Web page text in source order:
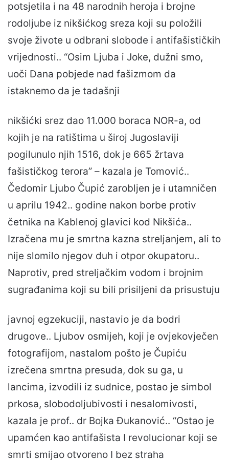
potsjetila i na 48 narodnih heroja i brojne
rodoljube iz nikšićkog sreza koji su položili
svoje živote u odbrani slobode i antifašističkih
vrijednosti.. “Osim Ljuba i Joke, dužni smo,
uoči Dana pobjede nad fašizmom da
istaknemo da je tadašnji
nikšićki srez dao 11.000 boraca NOR-a, od
kojih je na ratištima u široj Jugoslaviji
pogilunulo njih 1516, dok je 665 žrtava
fašističkog terora” – kazala je Tomović..
Čedomir Ljubo Čupić zarobljen je i utamničen
u aprilu 1942.. godine nakon borbe protiv
četnika na Kablenoj glavici kod Nikšića..
Izračena mu je smrtna kazna streljanjem, ali to
nije slomilo njegov duh i otpor okupatoru..
Naprotiv, pred streljačkim vodom i brojnim
sugrađanima koji su bili prisiljeni da prisustuju
javnoj egzekuciji, nastavio je da bodri
drugove.. Ljubov osmijeh, koji je ovjekovječen
fotografijom, nastalom pošto je Čupiću
izrečena smrtna presuda, dok su ga, u
lancima, izvodili iz sudnice, postao je simbol
prkosa, slobodoljubivosti i nesalomivosti,
kazala je prof.. dr Bojka Đukanović.. “Ostao je
upamćen kao antifašista I revolucionar koji se
smrti smijao otvoreno I bez straha